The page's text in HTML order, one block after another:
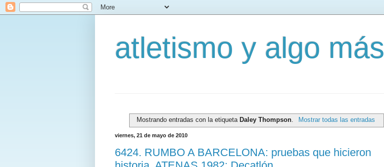
atletismo y algo más
Mostrando entradas con la etiqueta Daley Thompson Mostrar todas las entradas
viernes, 21 de mayo de 2010
6424. RUMBO A BARCELONA: pruebas que hicieron